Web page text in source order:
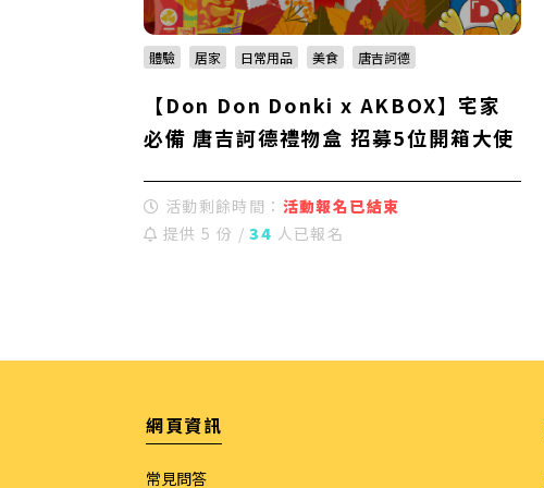
體驗 居家 日常用品 美食 唐吉訶德
【Don Don Donki x AKBOX】宅家
必備 唐吉訶德禮物盒 招募5位開箱大使
活動剩餘時間： 活動報名已結束
提供 5 份 /34 人已報名
網頁資訊
常見問答